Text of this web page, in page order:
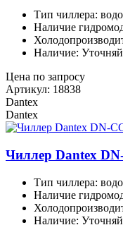
Тип чиллера:
Наличие
Наличие:
Цена по запросу
Артикул: 18838
Dantex
Dantex
Чиллер Dantex
Тип чиллера:
Наличие
Наличие: